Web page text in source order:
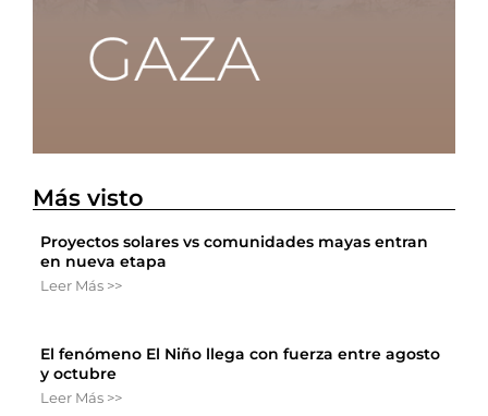
Más visto
Proyectos solares vs comunidades mayas entran
en nueva etapa
Leer Más >>
El fenómeno El Niño llega con fuerza entre agosto
y octubre
Leer Más >>